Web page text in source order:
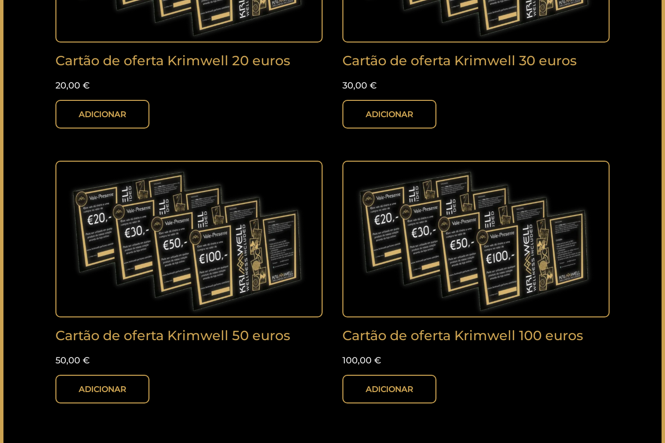
Cartão de oferta Krimwell 20 euros
20,00 €
ADICIONAR
Cartão de oferta Krimwell 30 euros
30,00 €
ADICIONAR
Cartão de oferta Krimwell 50 euros
50,00 €
ADICIONAR
Cartão de oferta Krimwell 100 euros
100,00 €
ADICIONAR